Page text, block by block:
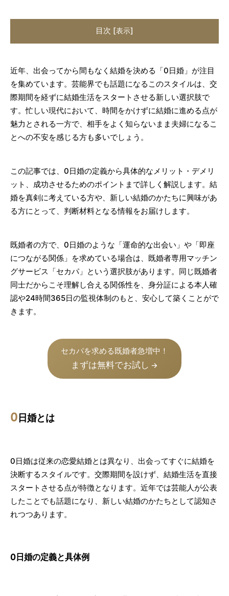
目次 [表示]
近年、出会ってから間もなく結婚を決める「0日婚」が注目
を集めています。芸能界でも話題になるこのスタイルは、交
際期間を経ずに結婚生活をスタートさせる新しい選択肢で
す。忙しい現代において、時間をかけずに結婚に進める点が
魅力とされる一方で、相手をよく知らないまま夫婦になるこ
とへの不安を感じる方も多いでしょう。
この記事では、0日婚の定義から具体的なメリット・デメリ
ット、成功させるためのポイントまで詳しく解説します。結
婚を真剣に考えている方や、新しい結婚のかたちに興味があ
る方にとって、判断材料となる情報をお届けします。
既婚者の方で、0日婚のような「運命的な出会い」や「即座
につながる関係」を求めている場合は、既婚者専用マッチン
グサービス「セカパ」という選択肢があります。同じ既婚者
同士だからこそ理解し合える関係性を、身分証による本人確
認や24時間365日の監視体制のもと、安心して築くことがで
きます。
セカパを求める既婚者急増中！
まずは無料でお試し →
0日婚とは
0日婚は従来の恋愛結婚とは異なり、出会ってすぐに結婚を
決断するスタイルです。交際期間を設けず、結婚生活を直接
スタートさせる点が特徴となります。近年では芸能人が公表
したことでも話題になり、新しい結婚のかたちとして認知さ
れつつあります。
0日婚の定義と具体例